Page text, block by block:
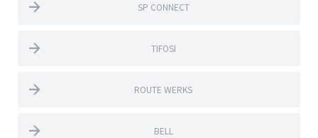
SP CONNECT
TIFOSI
ROUTE WERKS
BELL